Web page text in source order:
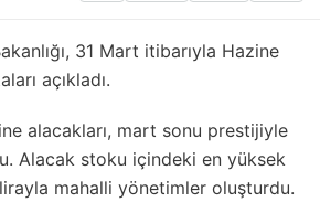
31 Mart itibarıyla Hazine
açıkladı.
alacakları, mart sonu prestijiyle
Alacak stoku içindeki en yüksek
mahalli yönetimler oluşturdu.